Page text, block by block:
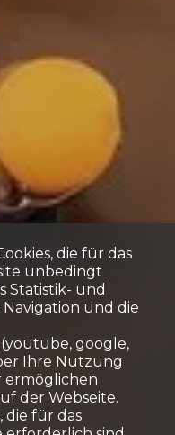
die für das
unbedingt
Statistik- und
Navigation und die
google,
Ihre Nutzung
ermöglichen
der Webseite.
die für das